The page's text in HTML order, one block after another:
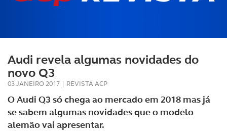
Audi revela algumas novidades do
novo Q3
03 JANEIRO 2017 | REVISTA ACP
O Audi Q3 só chega ao mercado em 2018 mas já
se sabem algumas novidades que o modelo
alemão vai apresentar.